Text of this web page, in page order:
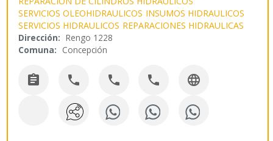
SERVICIOS OLEOHIDRAULICOS INSUMOS HIDRAULICOS
SERVICIOS HIDRAULICOS REPARACIONES HIDRAULICAS
Dirección: Rengo 1228
Comuna: Concepción
    